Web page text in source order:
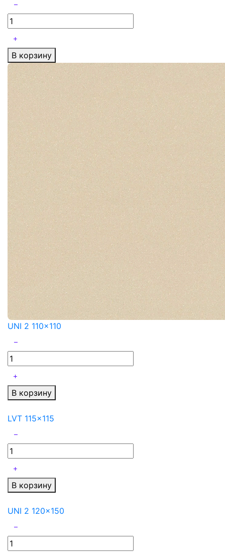
В корзину
UNI 2 110x110
В корзину
LVT 115x115
В корзину
UNI 2 120x150